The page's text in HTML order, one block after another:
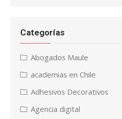
Categorías
Abogados Maule
academias en Chile
Adhesivos Decorativos
Agencia digital